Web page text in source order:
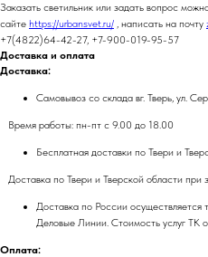
Заказать светильник или задать вопрос
сайте https://urbansvet.ru/ , написать на почту
+7(4822)64-42-27, +7-900-019-95-57
Доставка и оплата
Доставка:
Самовывоз со склада вг. Тверь, ул.
Время работы: пн-пт с 9.00 до 18.00
Бесплатная доставки по Твери и
Доставка по Твери и Тверской области при
Доставка по России
Деловые Линии. Стоимость услуг ТК
Оплата: